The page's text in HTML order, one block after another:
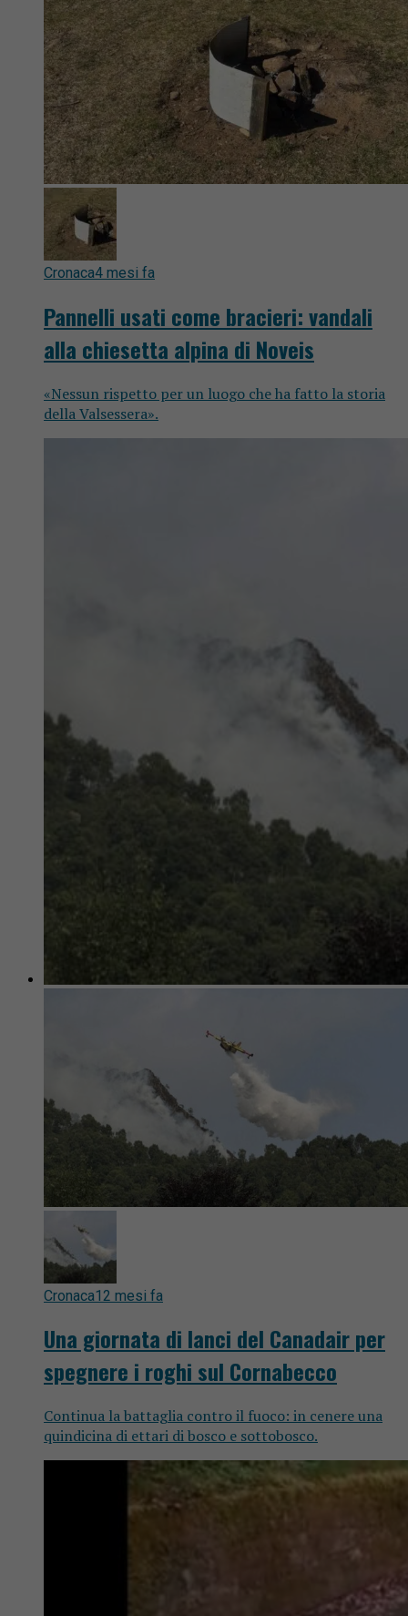
Cronaca4 mesi fa
Pannelli usati come bracieri: vandali
alla chiesetta alpina di Noveis
«Nessun rispetto per un luogo che ha fatto la storia
della Valsessera».
Cronaca12 mesi fa
Una giornata di lanci del Canadair per
spegnere i roghi sul Cornabecco
Continua la battaglia contro il fuoco: in cenere una
quindicina di ettari di bosco e sottobosco.